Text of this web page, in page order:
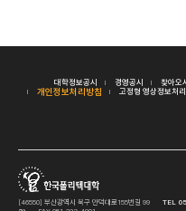
대학정보공시 경영공시 찾아오
개인정보처리방침 고정형 영상정보처
[46550] 부산광역시 북구 만덕대로155번길 99 TEL